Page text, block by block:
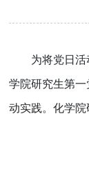
为将党日
学院研究生第
动实践。化学院